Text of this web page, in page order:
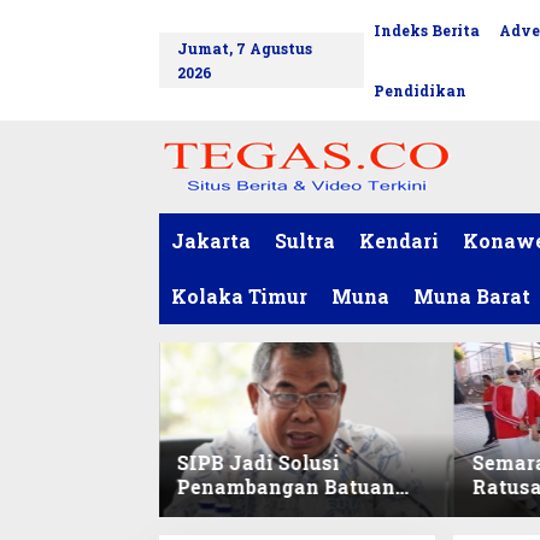
Jumat, 7 Agustus
2026
Indeks Berita
Pendidikan
Jakarta Sultra Kendari
Kolaka Timur Muna Muna Barat
SIPB Jadi Solusi
Penambangan Batuan
Komoditas ex-Golongan